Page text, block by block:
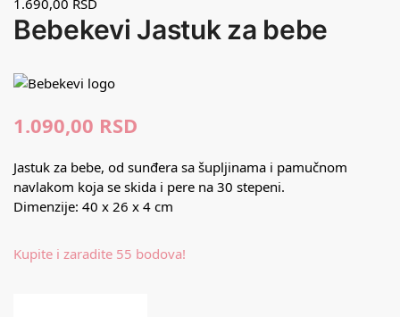
Bebekevi Jastuk za bebe
1.090,00 RSD
Jastuk za bebe, od sunđera sa šupljinama i pamučnom
navlakom koja se skida i pere na 30 stepeni.
Dimenzije: 40 x 26 x 4 cm
Kupite i zaradite 55 bodova!